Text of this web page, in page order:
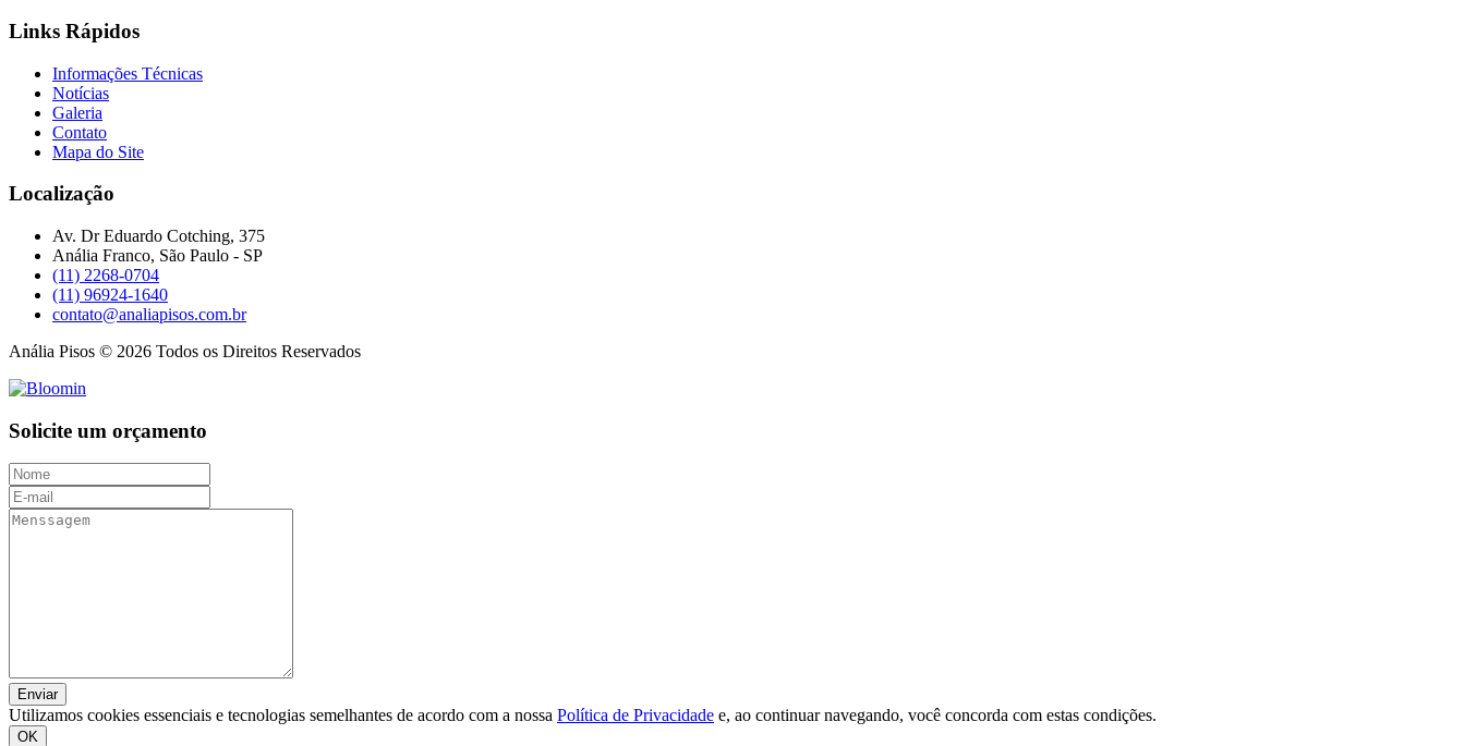
Links Rápidos
Informações Técnicas
Notícias
Galeria
Contato
Mapa do Site
Localização
Av. Dr Eduardo Cotching, 375
Anália Franco, São Paulo - SP
(11) 2268-0704
(11) 96924-1640
contato@analiapisos.com.br
Anália Pisos © 2026 Todos os Direitos Reservados
Solicite um orçamento
Enviar
Utilizamos cookies essenciais e tecnologias semelhantes de acordo com a nossa Política de Privacidade e, ao continuar navegando, você concorda com estas condições.
OK